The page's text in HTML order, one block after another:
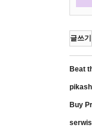
글쓰기
Beat
Buy